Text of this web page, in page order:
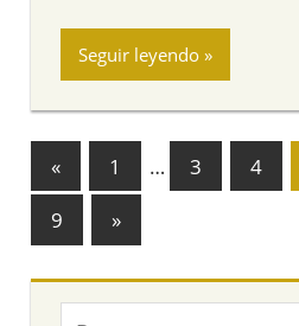
Seguir leyendo
Navegación
de
entradas
«Entradas
anteriores
1 … 3 4
9
Entradas
siguientes
»